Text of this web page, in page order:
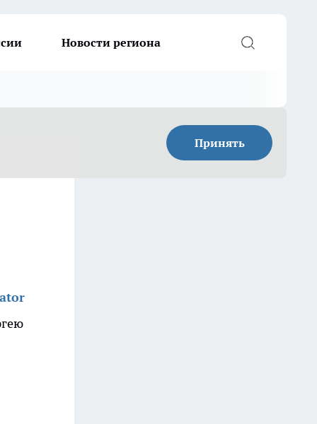
Новости региона
Принять